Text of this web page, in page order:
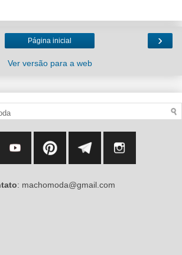
›
Página inicial
Ver versão para a web
: machomoda@gmail.com